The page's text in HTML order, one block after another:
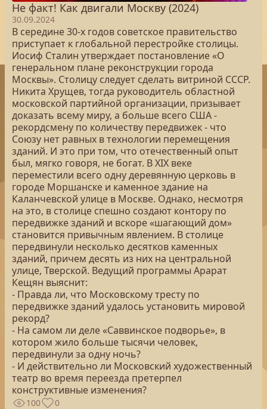
Не факт! Как двигали Москву (2024)
30.09.2024
В середине 30-х годов советское правительство
приступает к глобальной перестройке столицы.
Иосиф Сталин утверждает постановление «О
генеральном плане реконструкции города
Москвы». Столицу следует сделать витриной СССР.
Никита Хрущев, тогда руководитель областной
московской партийной организации, призывает
доказать всему миру, а больше всего США -
рекордсмену по количеству передвижек - что
Союзу нет равных в технологии перемещения
зданий. И это при том, что отечественный опыт
был, мягко говоря, не богат. В XIX веке
переместили всего одну деревянную церковь в
городе Моршанске и каменное здание на
Каланчевской улице в Москве. Однако, несмотря
на это, в столице спешно создают контору по
передвижке зданий и вскоре «шагающий дом»
становится привычным явлением. В столице
передвинули несколько десятков каменных
зданий, причем десять из них на центральной
улице, Тверской. Ведущий программы Арарат
Кещян выяснит:
- Правда ли, что Московскому тресту по
передвижке зданий удалось установить мировой
рекорд?
- На самом ли деле «Саввинское подворье», в
котором жило больше тысячи человек,
передвинули за одну ночь?
- И действительно ли Московский художественный
театр во время переезда претерпел
конструктивные изменения?
100 0